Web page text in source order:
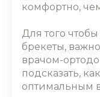
комфортно,
Для того
брекеты,
врачом-
подсказать,
оптимальным